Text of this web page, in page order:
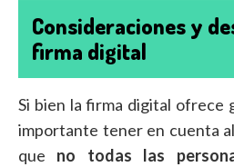
Consideraciones y
firma digital
Si bien la firma digital ofrece
importante tener en cuenta
que no todas las